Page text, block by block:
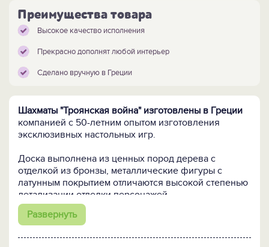
Преимущества товара
Высокое качество исполнения
Прекрасно дополнят любой интерьер
Сделано вручную в Греции
Шахматы "Троянская война" изготовлены в Греции
компанией с 50-летним опытом изготовления
эксклюзивных настольных игр.
Доска выполнена из ценных пород дерева с
отделкой из бронзы, металлические фигуры с
латунным покрытием отличаются высокой степенью
детализации отделки персонажей.
Размер доски 44 х 44 см. Высота короля - 9,7 см,
Развернуть